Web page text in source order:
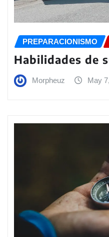
PREPARACIONISMO
Habilidades de
Morpheuz May